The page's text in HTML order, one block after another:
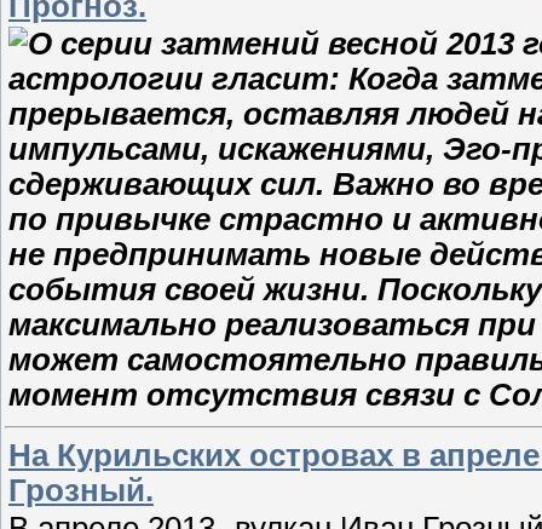
астрологии гласит: Когда
прерывается, оставляя людей
импульсами, искажениями,
сдерживающих сил. Важно во
по привычке страстно и
не предпринимать новые
события своей жизни.
максимально реализоваться
может самостоятельно
момент отсутствия связи с
На Курильских островах в
Грозный.